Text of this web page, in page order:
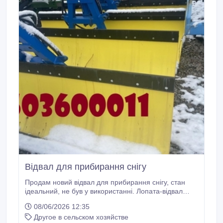
Відвал для прибирання снігу
Продам новий відвал для прибирання снігу, стан
ідеальний, не був у використанні. Лопата-відвал
метал, та гумовий амортизатор товщиною до 40 мм.
Агетується з тракторами МТЗ та ЮМЗ, потужністтю
08/06/2026 12:35
Другое в сельском хозяйстве